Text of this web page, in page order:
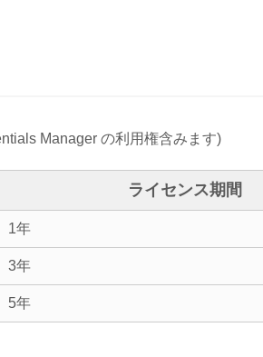
Manager の利用権含みます)
ライセンス期間
1年
3年
5年